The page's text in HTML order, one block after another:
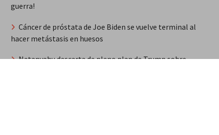
guerra!
Cáncer de próstata de Joe Biden se vuelve terminal al
hacer metástasis en huesos
Netanyahu descarta de pleno plan de Trump sobre